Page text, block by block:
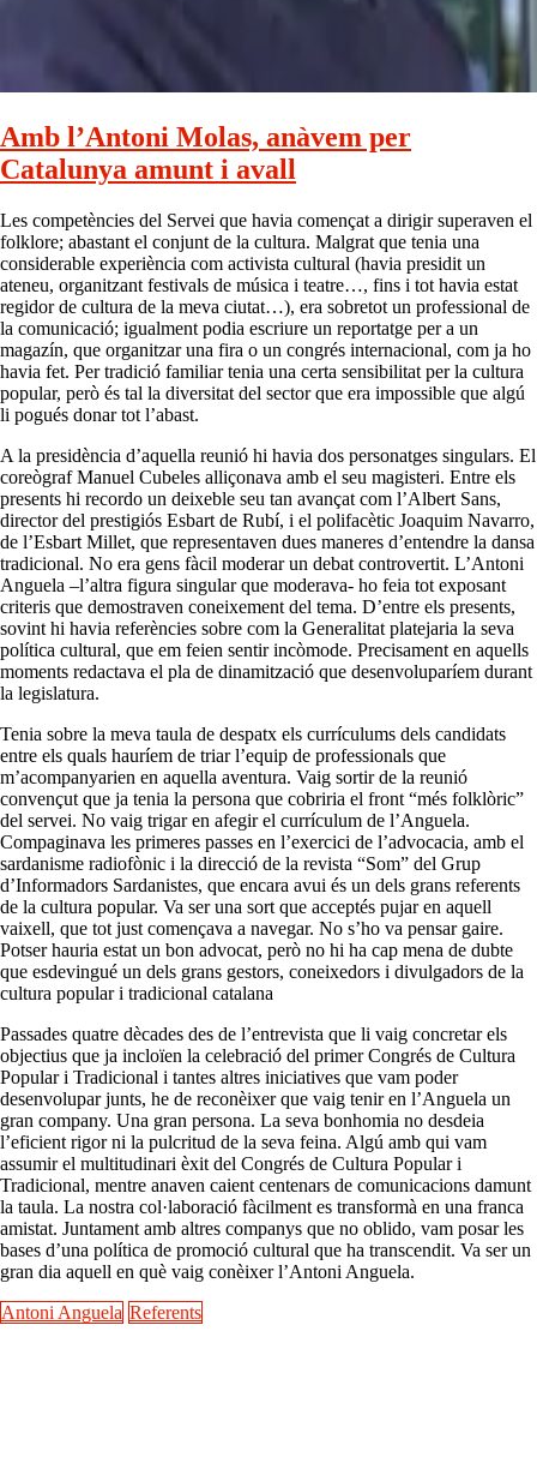
Amb l’Antoni Molas, anàvem per
Catalunya amunt i avall
Les competències del Servei que havia començat a dirigir superaven el
folklore; abastant el conjunt de la cultura. Malgrat que tenia una
considerable experiència com activista cultural (havia presidit un
ateneu, organitzant festivals de música i teatre…, fins i tot havia estat
regidor de cultura de la meva ciutat…), era sobretot un professional de
la comunicació; igualment podia escriure un reportatge per a un
magazín, que organitzar una fira o un congrés internacional, com ja ho
havia fet. Per tradició familiar tenia una certa sensibilitat per la cultura
popular, però és tal la diversitat del sector que era impossible que algú
li pogués donar tot l’abast.
A la presidència d’aquella reunió hi havia dos personatges singulars. El
coreògraf Manuel Cubeles alliçonava amb el seu magisteri. Entre els
presents hi recordo un deixeble seu tan avançat com l’Albert Sans,
director del prestigiós Esbart de Rubí, i el polifacètic Joaquim Navarro,
de l’Esbart Millet, que representaven dues maneres d’entendre la dansa
tradicional. No era gens fàcil moderar un debat controvertit. L’Antoni
Anguela –l’altra figura singular que moderava- ho feia tot exposant
criteris que demostraven coneixement del tema. D’entre els presents,
sovint hi havia referències sobre com la Generalitat platejaria la seva
política cultural, que em feien sentir incòmode. Precisament en aquells
moments redactava el pla de dinamització que desenvoluparíem durant
la legislatura.
Tenia sobre la meva taula de despatx els currículums dels candidats
entre els quals hauríem de triar l’equip de professionals que
m’acompanyarien en aquella aventura. Vaig sortir de la reunió
convençut que ja tenia la persona que cobriria el front “més folklòric”
del servei. No vaig trigar en afegir el currículum de l’Anguela.
Compaginava les primeres passes en l’exercici de l’advocacia, amb el
sardanisme radiofònic i la direcció de la revista “Som” del Grup
d’Informadors Sardanistes, que encara avui és un dels grans referents
de la cultura popular. Va ser una sort que acceptés pujar en aquell
vaixell, que tot just començava a navegar. No s’ho va pensar gaire.
Potser hauria estat un bon advocat, però no hi ha cap mena de dubte
que esdevingué un dels grans gestors, coneixedors i divulgadors de la
cultura popular i tradicional catalana
Passades quatre dècades des de l’entrevista que li vaig concretar els
objectius que ja incloïen la celebració del primer Congrés de Cultura
Popular i Tradicional i tantes altres iniciatives que vam poder
desenvolupar junts, he de reconèixer que vaig tenir en l’Anguela un
gran company. Una gran persona. La seva bonhomia no desdeia
l’eficient rigor ni la pulcritud de la seva feina. Algú amb qui vam
assumir el multitudinari èxit del Congrés de Cultura Popular i
Tradicional, mentre anaven caient centenars de comunicacions damunt
la taula. La nostra col·laboració fàcilment es transformà en una franca
amistat. Juntament amb altres companys que no oblido, vam posar les
bases d’una política de promoció cultural que ha transcendit. Va ser un
gran dia aquell en què vaig conèixer l’Antoni Anguela.
Antoni Anguela Referents